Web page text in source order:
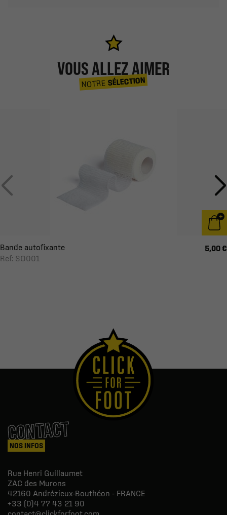
VOUS ALLEZ AIMER
NOTRESÉLECTION
Bande autofixante
Ref: SO001
5,00 €
CONTACT
NOS INFOS
Rue Henri Guillaumet
ZAC des Murons
42160 Andrézieux-Bouthéon - FRANCE
+33 (0)4 77 43 21 90